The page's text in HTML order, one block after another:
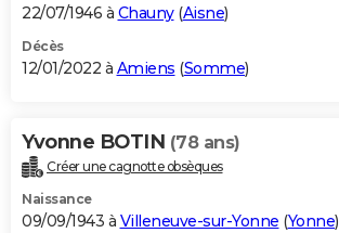
22/07/1946 à Chauny(Aisne)
Décès
12/01/2022 à Amiens (Somme)
Yvonne BOTIN (78 ans)
Créer une cagnotte obsèques
Naissance
09/09/1943 à Villeneuve-sur-Yonne (Yonne)